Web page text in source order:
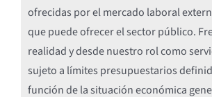
ofrecidas por el mercado laboral
que puede ofrecer el sector público.
realidad y desde nuestro rol como
sujeto a límites presupuestarios
función de la situación económica